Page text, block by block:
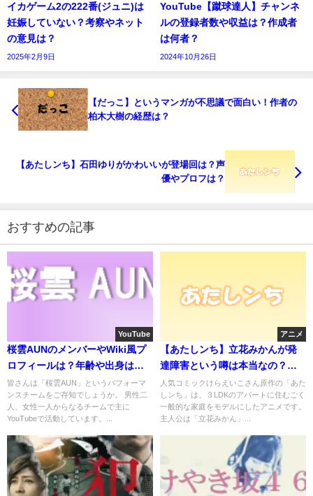
イカゲーム2の222番(ジュニ)は
妊娠していない？考察やネット
の意見は？
2025年2月9日
YouTube【蹴球達人】チャンネ
ルの登録者数や収益は？作成者
は何者？
2024年10月26日
【だっこ】というマンガが不思議で面白い！作者の
柏木大樹の経歴は？
【あたしンち】石田ゆりがかわいいが登場回は？声
優やプロフは？
おすすめの記事
YouTube
桜雲AUNのメンバーやWiki風プ
ロフィールは？年齢や出身はど
こ？
皆さんは「桜雲AUN」というパフォーマ
ンスチームをご存知でしょうか。 男性二
人、女性一人からなるチームで主に
YouTubeで活動しています。...
アニメ
【あたしンち】立花みかんが発
達障害という噂は本当なの？理
由や原因は？
人気コミックけらえいこさん原作の「あた
しンち」は、３LDKのアパートに住むごく
一般的な家庭をモデルにしたアニメです。
主人公は「立花みかん」...